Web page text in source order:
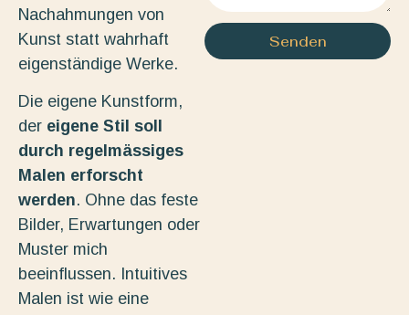
Nachahmungen von
Kunst statt wahrhaft
eigenständige Werke.
Die eigene Kunstform,
der eigene Stil soll
durch regelmässiges
Malen erforscht
werden. Ohne das feste
Bilder, Erwartungen oder
Muster mich
beeinflussen. Intuitives
Malen ist wie eine
Senden